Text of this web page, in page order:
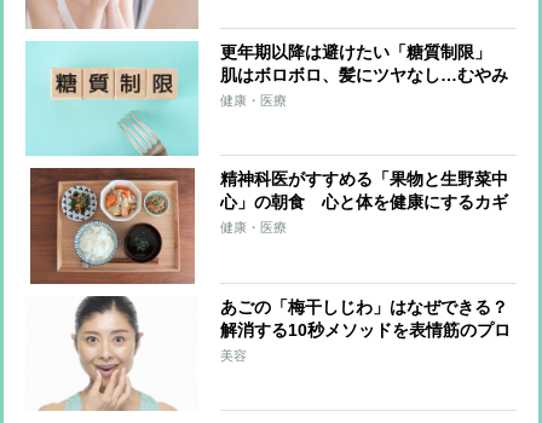
更年期以降は避けたい「糖質制限」
肌はボロボロ、髪にツヤなし…むやみ
にやると“老け”のもとに
健康・医療
精神科医がすすめる「果物と生野菜中
心」の朝食 心と体を健康にするカギ
はスムーズな「排出」
健康・医療
あごの「梅干しじわ」はなぜできる？
解消する10秒メソッドを表情筋のプロ
が解説
美容